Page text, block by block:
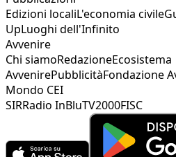
Edizioni localiL'economia civile
UpLuoghi dell'Infinito
Avvenire
Chi siamoRedazioneEcosistema
AvvenirePubblicitàFondazione
Mondo CEI
SIRRadio InBluTV2000FISC